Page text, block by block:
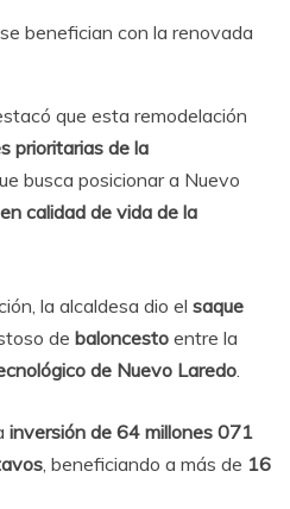
benefician con la renovada
que esta remodelación
prioritarias de la
busca posicionar a Nuevo
calidad de vida de la
la alcaldesa dio el saque
de baloncesto entre la
de Nuevo Laredo
inversión de 64 millones 071
, beneficiando a más de 16